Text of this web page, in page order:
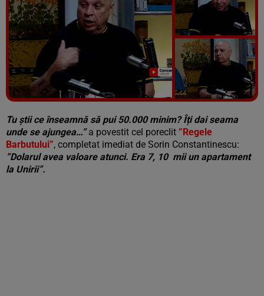
Vezi galeria foto
7 poze
Tu știi ce înseamnă să pui 50.000 minim? Îți dai seama
unde se ajungea…”a povestit cel poreclit ”Regele
Barbutului”, completat imediat de Sorin Constantinescu:
”Dolarul avea valoare atunci. Era 7, 10 mii un apartament
la Unirii”.